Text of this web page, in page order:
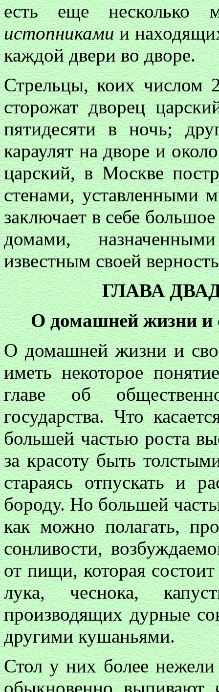
есть еще несколько
истопникамии
каждой двери во дворе.
Стрельцы, коих числом
сторожат дворец
пятидесяти в ночь;
караулят на дворе и
царский, в Москве
стенами, уставленными
заключает в себе
домами,
известным своей
ГЛАВА
О домашней жизни и
О домашней жизни и
иметь некоторое
главе об
государства. Что
большей частью роста
за красоту быть
стараясь отпускать и
бороду. Но большей
как можно полагать,
сонливости,
от пищи, которая
лука, чеснока,
производящих дурные
другими кушаньями.
Стол у них более